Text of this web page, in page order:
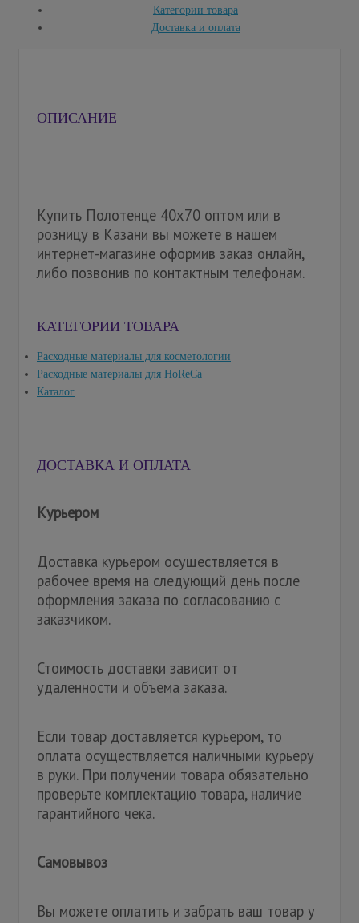
Категории товара
Доставка и оплата
ОПИСАНИЕ
Купить Полотенце 40х70 оптом или в
розницу в Казани вы можете в нашем
интернет-магазине оформив заказ онлайн,
либо позвонив по контактным телефонам.
КАТЕГОРИИ ТОВАРА
Расходные материалы для косметологии
Расходные материалы для HoReCa
Каталог
ДОСТАВКА И ОПЛАТА
Курьером
Доставка курьером осуществляется в
рабочее время на следующий день после
оформления заказа по согласованию с
заказчиком.
Стоимость доставки зависит от
удаленности и объема заказа.
Если товар доставляется курьером, то
оплата осуществляется наличными курьеру
в руки. При получении товара обязательно
проверьте комплектацию товара, наличие
гарантийного чека.
Самовывоз
Вы можете оплатить и забрать ваш товар у